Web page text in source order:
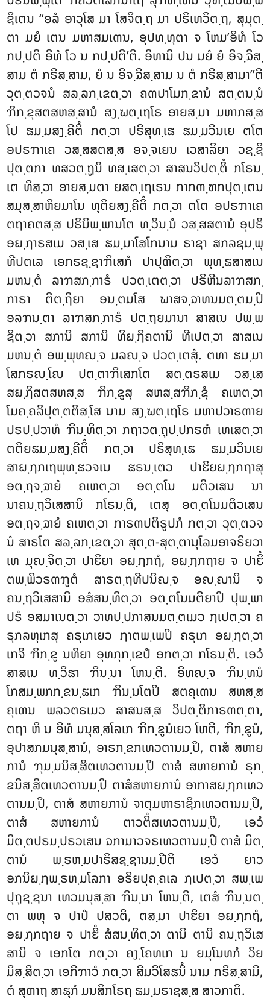
ຊິເຕນ ‘‘ອລໍ ອາວຸໂສ ມາ ໂສຈິຕ຺ຖ ມາ ປຣິເທວິຕ຺ຖ, ສຸມຸຕ຺
ຕາ ມຍໍ ເຕນ ມຫາສມເຓນ, ອຸປທ຺ທຸຕາ ຈ ໂຫມ’ອິທໍ ໂວ
ກປ຺ປຕິ ອິທໍ ໂວ ນ ກປ຺ປຕີ’ຕິ. ອິທານິ ປນ ມຍໍ ຍໍ ອິຈ຺ຉິສ຺
ສາມ ຕໍ ກຣິສ຺ສາມ, ຍໍ ນ ອິຈ຺ຉິສ຺ສາມ ນ ຕໍ ກຣິສ຺ສາມາ’’ຕິ
ວຸຕ຺ຕວຈນໍ ສລ຺ລກ຺ເຂຕ຺ວາ ຄຓປາໂມກ຺ຂານໍ ສຕ຺ຕນ຺ນໍ
ຠິກ຺ຂຸສຕສຫສ຺ສານໍ ສງ຺ຆຕ຺ເຖໂຣ ອາຍສ຺ມາ ມຫາກສ຺ສ
ໂປ ຘມ຺ມສງ຺ຄີຕິໍ ກຕ຺ວາ ປຣິສຸທ຺ເຘ ຘມ຺ມວິນເຍ ຕໂຕ
ອປຣຠາເຄ ວສ຺ສສຕສ຺ສ ອຈ຺ຈເຍນ ເວສາລິຍາ ວຊ຺ຊິ
ປຸຕ຺ຕກາ ທສວຕ຺ຖູນິ ທສ຺ເສຕ຺ວາ ສາສນວິປຕ຺ຕິໍ ກໂຣນ຺
ເຕ ທິສ຺ວາ ອາຍສ຺ມຕາ ຍສຕ຺ເຖເຣນ ກາກຓ຺ຑກປຸຕ຺ເຕນ
ສມຸສ຺ສາຫິຍມາໂນ ທຸຕິຍສງ຺ຄີຕິໍ ກຕ຺ວາ ຕໂຕ ອປຣຠາເຄ
ຕຖາຄຕສ຺ສ ປຣິນິພ຺ພານໂຕ ທ຺ວິນ຺ນໍ ວສ຺ສສຕານໍ ອຸປຣິ
ອຏ຺ຐາຣສເມ ວສ຺ເສ ຘມ຺ມາໂສໂກນາມ ຣາຊາ ສກລຊມ຺ພຸ
ທີປຕເລ ເອກຣຊ຺ຊາຠິເສກໍ ປາປຸຓິຕ຺ວາ ພຸທ຺ຘສາສເນ
ມຫນ຺ຕໍ ລາຠສກ຺ກາຣໍ ປວຕ຺ເຕຕ຺ວາ ປຣິຫີນລາຠສກ຺
ກາຣາ ຕິຕ຺ຖິຍາ ອນ຺ຕມໂສ ຆາສຈ຺ຉາທນມຕ຺ຕມ຺ປິ
ອລຠນ຺ຕາ ລາຠສກ຺ກາຣໍ ປຕ຺ຖຍມານາ ສາສເນ ປພ຺ພ
ຊິຕ຺ວາ ສການິ ສການິ ທິຏ຺ຐິຄຕານິ ທີເປຕ຺ວາ ສາສເນ
ມຫນ຺ຕໍ ອພ຺ພຸທຎ຺ຈ ມລຎ຺ຈ ປວຕ຺ເຕສຸໍ. ຕທາ ຘມ຺ມາ
ໂສກຣຎ຺ໂຎ ປຕ຺ຕາຠິເສກໂຕ ສຕ຺ຕຣສເມ ວສ຺ເສ
ສຏ຺ຐິສຕສຫສ຺ສ ຠິກ຺ຂູສຸ ສຫສ຺ສຠິກ຺ຂຸໍ ຄເຫຕ຺ວາ
ໂມຄ຺ຄລິປຸຕ຺ຕຕິສ຺ໂສ ນາມ ສງ຺ຆຕ຺ເຖໂຣ ມຫາປວາຣຓາຍ
ປຣປ຺ປວາທໍ ຠິນ຺ທິຕ຺ວາ ກຖາວຕ຺ຖຸປ຺ປກຣຓໍ ເທເສຕ຺ວາ
ຕຕິຍຘມ຺ມສງ຺ຄີຕິໍ ກຕ຺ວາ ປຣິສຸທ຺ເຘ ຘມ຺ມວິນເຍ
ສາຏ຺ຐກເຖພຸທ຺ຘວຈເນ ຘຣນ຺ເຕວ ປາຬິຍຏ຺ຐກຖາສຸ
ອຕ຺ຖຈ຺ຉາຍໍ ຄເຫຕ຺ວາ ອຕ຺ຕໂນ ມຕິວເສນ ນາ
ນາຄນ຺ຖວິເສສານິ ກໂຣນ຺ຕິ, ເຕສຸ ອຕ຺ຕໂນມຕິວເສນ
ອຕ຺ຖຈ຺ຉາຍໍ ຄເຫຕ຺ວາ ກາຣຓປຕິຣູປກໍ ກຕ຺ວາ ວຸຕ຺ຕວຈ
ນໍ ສາຣໂຕ ສລ຺ລກ຺ເຂຕ຺ວາ ສຸຕ຺ຕ-ສຸຕ຺ຕານຸໂລມອາຈຣິຍວາ
ເທ ມຸຎ຺ຈິຕ຺ວາ ປາຬິຍາ ອຏ຺ຐກຖໍ, ອຏ຺ຐກຖາຍ ຈ ປາຬິໍ
ຕພ຺ພິວຣຓຠູຕໍ ສາຣຕ຺ຖທີປນິຎ຺ຈ ອຎ຺ຎານິ ຈ
ຄນ຺ຖວິເສສານິ ອສໍສນ຺ທິຕ຺ວາ ອຕ຺ຕໂນມຕິຍາປິ ປຸພ຺ພາ
ປຣໍ ອສມາເນຕ຺ວາ ວາທປ຺ປກາສນມຕ຺ຕເມວ ຐເປຕ຺ວາ ຄ
ຣຸກລຫຸເກສຸ ຄຣຸເກເຍວ ຐາຕພ຺ເພປິ ຄຣຸເກ ອຏ຺ຐຕ຺ວາ
ເກຈິ ຠິກ຺ຂູ ນທິຍາ ອຸທກຸກ຺ເຂປໍ ອກຕ຺ວາ ກໂຣນ຺ຕິ. ເອວໍ
ສາສເນ ທ຺ວິຘາ ຠິນ຺ນາ ໂຫນ຺ຕິ. ອິທຎ຺ຈ ຠິນ຺ທນໍ
ໂກສມ຺ພກກ຺ຂນ຺ຘເກ ຠິນ຺ນໂຕປິ ສຕຄຸເຓນ ສຫສ຺ສ
ຄຸເຓນ ພລວຕຣເມວ ສາສນສ຺ສ ວິປຕ຺ຕິກາຣຓຕ຺ຕາ,
ຕຖາ ຫິ ນ ອິທໍ ມນຸສ຺ສໂລເກ ຠິກ຺ຂູນໍເຍວ ໂຫຕິ, ຠິກ຺ຂູນໍ,
ອຸປາສກມນຸສ຺ສານໍ, ອາຣກ຺ຂກເທວຕານມ຺ປິ, ຕາສໍ ສຫາຍ
ການໍ ຠຸມ຺ມນິສ຺ສິຕເທວຕານມ຺ປິ ຕາສໍ ສຫາຍການໍ ຣຸກ຺
ຂນິສ຺ສິຕເທວຕານມ຺ປິ ຕາສໍສຫາຍການໍ ອາກາສຏ຺ຐກເທວ
ຕານມ຺ປິ, ຕາສໍ ສຫາຍການໍ ຈາຕຸມຫາຣາຊິກເທວຕານມ຺ປິ,
ຕາສໍ ສຫາຍການໍ ຕາວຕິໍສເທວຕານມ຺ປິ, ເອວໍ
ມິຕ຺ຕປຣມ຺ປຣວເສນ ຉກາມາວຈຣເທວຕານມ຺ປິ ຕາສໍ ມິຕ຺
ຕານໍ ພ຺ຣຫ຺ມປາຣິສຊ຺ຊານມ຺ປີຕິ ເອວໍ ຍາວ
ອກນິຏ຺ຐພ຺ຣຫ຺ມໂລກາ ອຣິຍປຸຄ຺ຄເລ ຐເປຕ຺ວາ ສພ຺ເພ
ປຸຖຸຊ຺ຊນາ ເທວມນຸສ຺ສາ ຠິນ຺ນາ ໂຫນ຺ຕິ, ເຕສໍ ຠິນ຺ນຕ຺
ຕາ ພຫຸ ຈ ປາປໍ ປສວຕິ, ຕສ຺ມາ ປາຬິຍາ ອຏ຺ຐກຖໍ,
ອຏ຺ຐກຖາຍ ຈ ປາຬິໍ ສໍສນ຺ທິຕ຺ວາ ຕານິ ຕານິ ຄນ຺ຖວິເສ
ສານິ ຈ ເອກໂຕ ກຕ຺ວາ ຄງ຺ໂຄທເກ ນ ຍມຸໂນທກໍ ວິຍ
ມິສ຺ສິຕ຺ວາ ເອກີຠາວໍ ກຕ຺ວາ ສີມວິໂສຘນິໍ ນາມ ກຣິສ຺ສາມິ,
ຕໍ ສຸຓາຖ ສາຘຸກໍ ມນສິກໂຣຖ ຘມ຺ມຣາຊສ຺ສ ສາວກາຕິ.